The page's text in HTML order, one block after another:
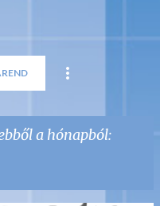
a hónapból: